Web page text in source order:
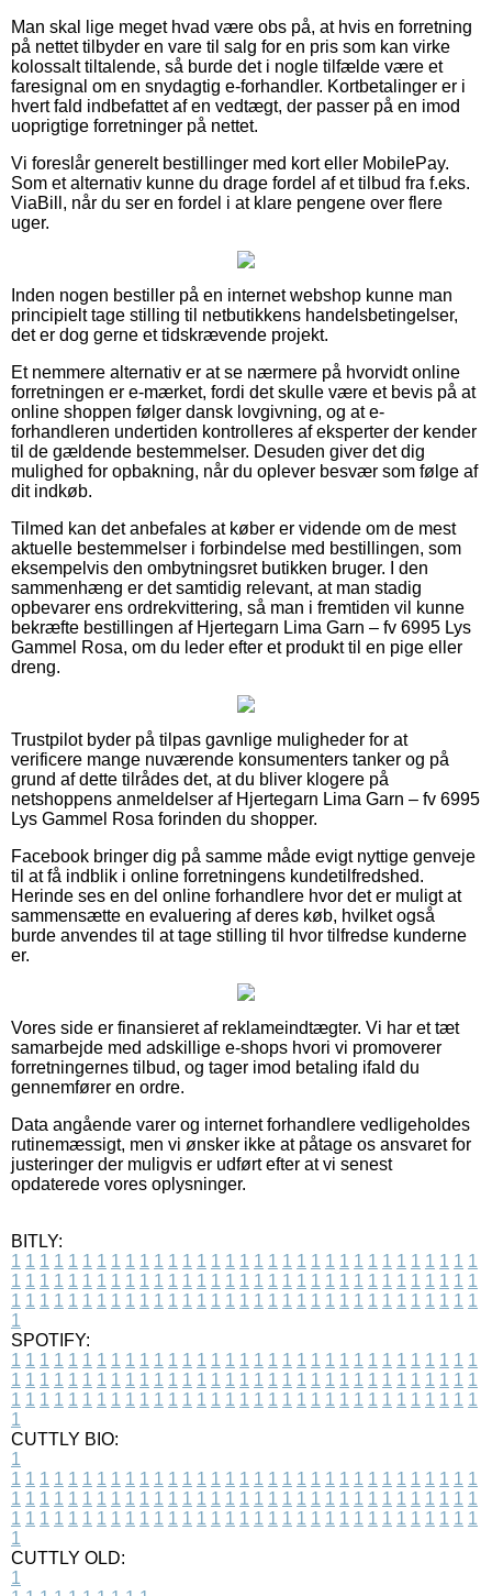
Man skal lige meget hvad være obs på, at hvis en forretning
på nettet tilbyder en vare til salg for en pris som kan virke
kolossalt tiltalende, så burde det i nogle tilfælde være et
faresignal om en snydagtig e-forhandler. Kortbetalinger er i
hvert fald indbefattet af en vedtægt, der passer på en imod
uoprigtige forretninger på nettet.
Vi foreslår generelt bestillinger med kort eller MobilePay.
Som et alternativ kunne du drage fordel af et tilbud fra f.eks.
ViaBill, når du ser en fordel i at klare pengene over flere
uger.
Inden nogen bestiller på en internet webshop kunne man
principielt tage stilling til netbutikkens handelsbetingelser,
det er dog gerne et tidskrævende projekt.
Et nemmere alternativ er at se nærmere på hvorvidt online
forretningen er e-mærket, fordi det skulle være et bevis på at
online shoppen følger dansk lovgivning, og at e-
forhandleren undertiden kontrolleres af eksperter der kender
til de gældende bestemmelser. Desuden giver det dig
mulighed for opbakning, når du oplever besvær som følge af
dit indkøb.
Tilmed kan det anbefales at køber er vidende om de mest
aktuelle bestemmelser i forbindelse med bestillingen, som
eksempelvis den ombytningsret butikken bruger. I den
sammenhæng er det samtidig relevant, at man stadig
opbevarer ens ordrekvittering, så man i fremtiden vil kunne
bekræfte bestillingen af Hjertegarn Lima Garn – fv 6995 Lys
Gammel Rosa, om du leder efter et produkt til en pige eller
dreng.
Trustpilot byder på tilpas gavnlige muligheder for at
verificere mange nuværende konsumenters tanker og på
grund af dette tilrådes det, at du bliver klogere på
netshoppens anmeldelser af Hjertegarn Lima Garn – fv 6995
Lys Gammel Rosa forinden du shopper.
Facebook bringer dig på samme måde evigt nyttige genveje
til at få indblik i online forretningens kundetilfredshed.
Herinde ses en del online forhandlere hvor det er muligt at
sammensætte en evaluering af deres køb, hvilket også
burde anvendes til at tage stilling til hvor tilfredse kunderne
er.
Vores side er finansieret af reklameindtægter. Vi har et tæt
samarbejde med adskillige e-shops hvori vi promoverer
forretningernes tilbud, og tager imod betaling ifald du
gennemfører en ordre.
Data angående varer og internet forhandlere vedligeholdes
rutinemæssigt, men vi ønsker ikke at påtage os ansvaret for
justeringer der muligvis er udført efter at vi senest
opdaterede vores oplysninger.
BITLY:
1 1 1 1 1 1 1 1 1 1 1 1 1 1 1 1 1 1 1 1 1 1 1 1 1 1 1 1 1 1 1 1 1
1 1 1 1 1 1 1 1 1 1 1 1 1 1 1 1 1 1 1 1 1 1 1 1 1 1 1 1 1 1 1 1 1
1 1 1 1 1 1 1 1 1 1 1 1 1 1 1 1 1 1 1 1 1 1 1 1 1 1 1 1 1 1 1 1 1
1
SPOTIFY:
1 1 1 1 1 1 1 1 1 1 1 1 1 1 1 1 1 1 1 1 1 1 1 1 1 1 1 1 1 1 1 1 1
1 1 1 1 1 1 1 1 1 1 1 1 1 1 1 1 1 1 1 1 1 1 1 1 1 1 1 1 1 1 1 1 1
1 1 1 1 1 1 1 1 1 1 1 1 1 1 1 1 1 1 1 1 1 1 1 1 1 1 1 1 1 1 1 1 1
1
CUTTLY BIO:
1
1 1 1 1 1 1 1 1 1 1 1 1 1 1 1 1 1 1 1 1 1 1 1 1 1 1 1 1 1 1 1 1 1
1 1 1 1 1 1 1 1 1 1 1 1 1 1 1 1 1 1 1 1 1 1 1 1 1 1 1 1 1 1 1 1 1
1 1 1 1 1 1 1 1 1 1 1 1 1 1 1 1 1 1 1 1 1 1 1 1 1 1 1 1 1 1 1 1 1
1
CUTTLY OLD:
1